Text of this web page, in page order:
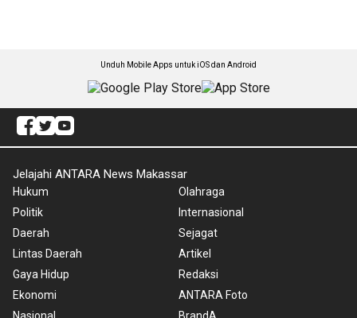
Unduh Mobile Apps untuk iOS dan Android
Jelajahi ANTARA News Makassar
Hukum
Politik
Daerah
Lintas Daerah
Gaya Hidup
Ekonomi
Olahraga
Internasional
Sejagat
Artikel
Redaksi
ANTARA Foto